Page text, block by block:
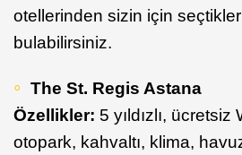
otellerinden sizin için
bulabilirsiniz.
The St. Regis Astana
Özellikler: 5 yıldızlı,
otopark, kahvaltı, klima,